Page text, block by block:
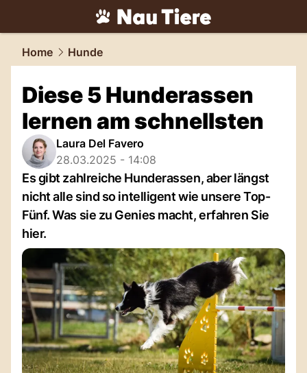
tiere.NAU.ch
Home Hunde
Diese 5 Hunderassen
lernen am schnellsten
Laura Del Favero
28.03.2025 - 14:08
Es gibt zahlreiche Hunderassen, aber längst
nicht alle sind so intelligent wie unsere Top-
Fünf. Was sie zu Genies macht, erfahren Sie
hier.